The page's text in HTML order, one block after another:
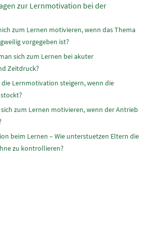
zur Lernmotivation bei der
zum Lernen motivieren, wenn das Thema
vorgegeben ist?
sich zum Lernen bei akuter
Zeitdruck?
die Lernmotivation steigern, wenn die
zum Lernen motivieren, wenn der Antrieb
beim Lernen – Wie unterstuetzen Eltern die
zu kontrollieren?